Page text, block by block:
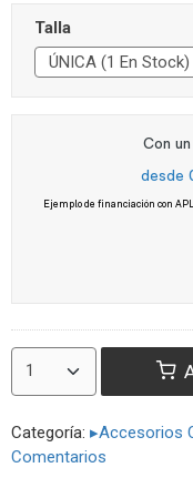
Talla
Categoría: ▸Accesorios
Comentarios